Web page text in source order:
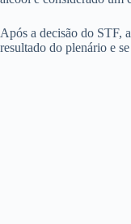
Após a decisão do STF,
resultado do plenário e